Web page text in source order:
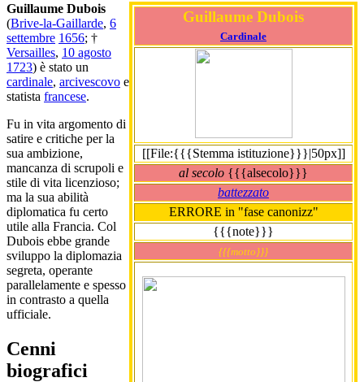
Guillaume Dubois
Cardinale
[[File:{{{Stemma istituzione}}}|50px]]
al secolo {{{alsecolo}}}
battezzato
ERRORE in "fase canonizz"
{{{note}}}
{{{motto}}}
Guillaume Dubois
(Brive-la-Gaillarde, 6
settembre 1656; †
Versailles, 10 agosto
1723) è stato un
cardinale, arcivescovo e
statista francese.
Fu in vita argomento di
satire e critiche per la
sua ambizione,
mancanza di scrupoli e
stile di vita licenzioso;
ma la sua abilità
diplomatica fu certo
utile alla Francia. Col
Dubois ebbe grande
sviluppo la diplomazia
segreta, operante
parallelamente e spesso
in contrasto a quella
ufficiale.
Cenni
biografici